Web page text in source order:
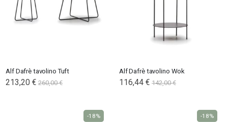
Alf Dafrè tavolino Tuft
213,20 € 260,00 €
Alf Dafrè tavolino Wok
116,44 € 142,00 €
-18% -18%